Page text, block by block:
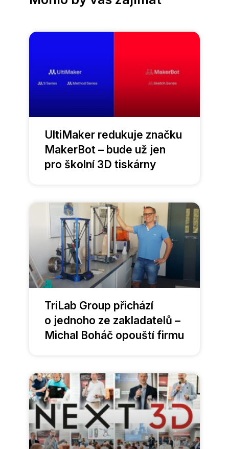
UltiMaker redukuje značku
MakerBot – bude už jen
pro školní 3D tiskárny
TriLab Group přichází
o jednoho ze zakladatelů –
Michal Boháč opouští firmu